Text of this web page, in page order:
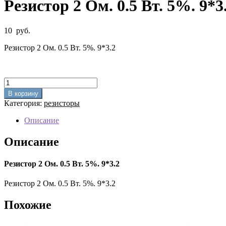
Резистор 2 Ом. 0.5 Вт. 5%.
10 руб.
Резистор 2 Ом. 0.5 Вт. 5%. 9*3.2
Количество
товара
Резистор
2
Ом.
Вт.
5%.
В корзину
Категория: резисторы
Описание
Описание
Резистор 2 Ом. 0.5 Вт. 5%. 9*3.2
Резистор 2 Ом. 0.5 Вт. 5%. 9*3.2
Похожие